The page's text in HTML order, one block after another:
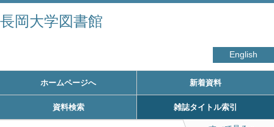
長岡大学図書館
English
ホームページへ 新着資料
資料検索 雑誌タイトル索引